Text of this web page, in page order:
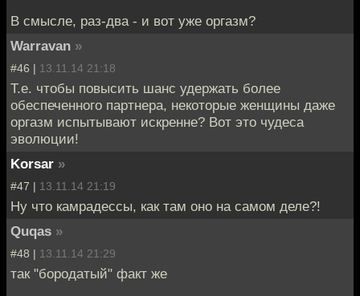
В смысле, раз-два - и вот уже оргазм?
Warravan »
#46 | 13.11.14 21:18
Т.е. чтобы повысить шанс удержать более
обеспеченного партнера, некоторые женщины даже
оргазм испытывают искренне? Вот это чудеса
эволюции!
Korsar »
#47 | 13.11.14 21:19
Ну что камрадессы, как там оно на самом деле?!
Quqas »
#48 | 13.11.14 21:29
так "бородатый" факт же